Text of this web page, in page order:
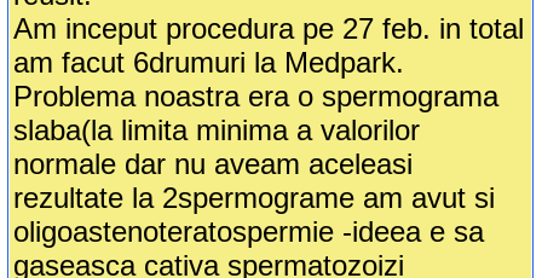
Am inceput procedura pe 27 feb. in total
am facut 6drumuri la Medpark.
Problema noastra era o spermograma
slaba(la limita minima a valorilor
normale dar nu aveam aceleasi
rezultate la 2spermograme am avut si
oligoastenoteratospermie -ideea e sa
gaseasca cativa spermatozoizi